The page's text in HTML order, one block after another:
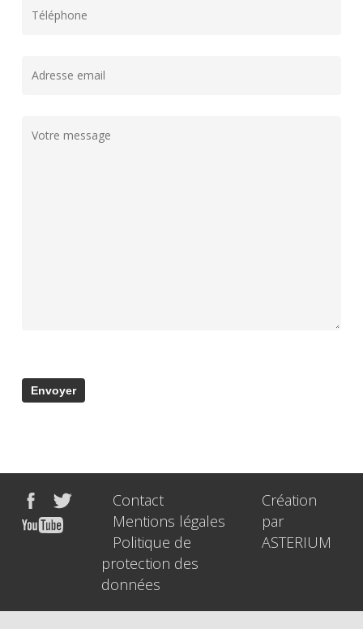
Contact
Mentions légales
Politique de
protection des
données
Création
par
ASTERIUM